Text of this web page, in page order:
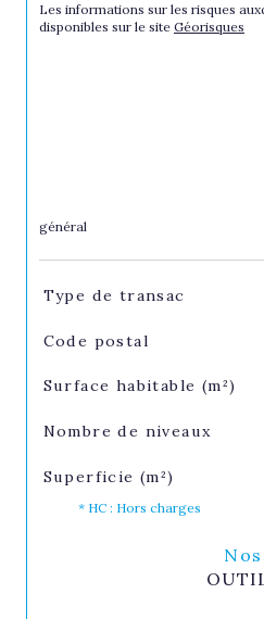
Les informations sur les risques
disponibles sur le site Géorisques
général
TRAD_SIROCCO_Caracteristique
Type de transac
Code postal
Surface habitable (m²)
Nombre de niveaux
Superficie (m²)
* HC : Hors charges
Nos